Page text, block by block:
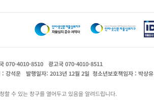
070-4010-8510
광고국 070-4010-8511
: 강석운 발행일자: 2013년 12월 2일 청소년보호책임자 : 박상유
할 수 있는 창구를 열어두고 있음을 알려드립니다.